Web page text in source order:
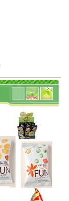
ফয়েল
চীন)